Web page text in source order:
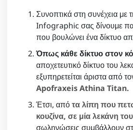
Συνοπτικά στη συνέχεια με
Infographic σας δίνουμε
που βουλώνει ένα δίκτυο
Όπως κάθε δίκτυο στον
αποχετευτικό δίκτυο του
εξυπηρετείται άριστα από
Apofraxeis Athina Titan.
Έτσι, απότα λίπη που
κουζίνα, σε μία λεκάνη
σωληνώσεις συμβάλλουν